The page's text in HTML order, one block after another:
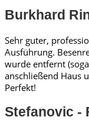
Burkhard
Sehr guter,
Ausführung.
wurde entfernt
anschließend Haus
Perfekt!
Stefanovic -